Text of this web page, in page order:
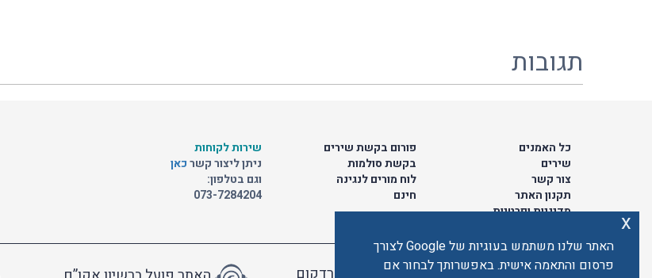
תגובות
שירות לקוחות
ניתן ליצור קשרכאן
וגם בטלפון:
073-7284204
פורום בקשת שירים
בקשת סולמות
לוח מורים לנגינה
חינם
כל האמנים
שירים
צור קשר
תקנון האתר
מדיניות ופרטיות
האתר שלנו משתמש בעוגיות של Google לצורך
פרסום והתאמה אישית. באפשרותך לבחור אם
x